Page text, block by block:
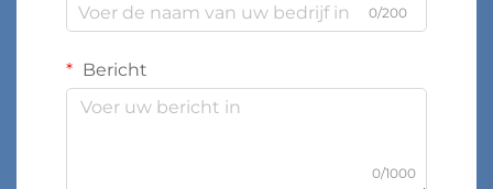
0/200
Bericht
0/1000